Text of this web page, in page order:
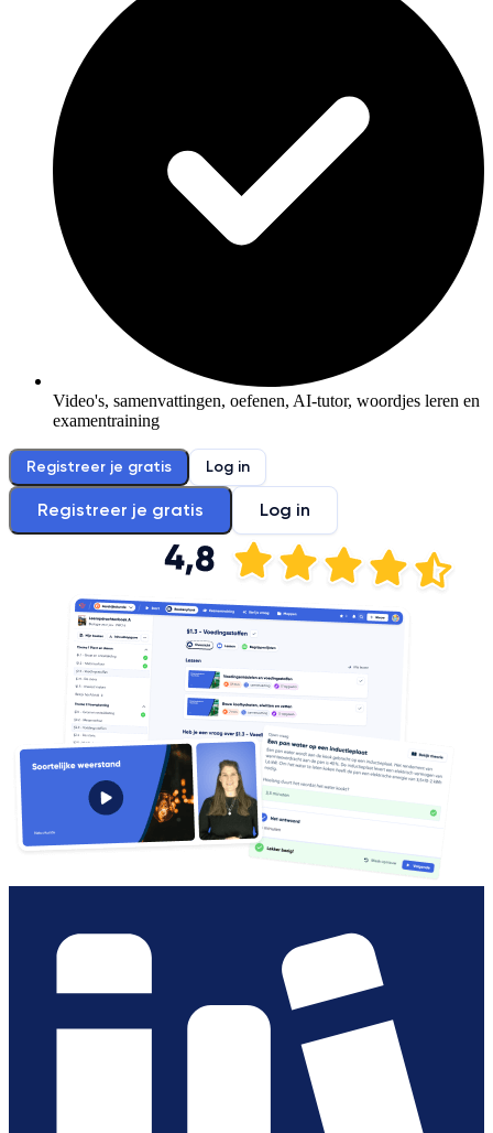
Video's, samenvattingen, oefenen, AI-tutor, woordjes leren en
examentraining
Registreer je gratis Log in
Registreer je gratis Log in